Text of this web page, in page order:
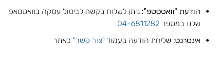
הודעת "וואטסטפ": ניתן לשלוח בקשה לביטול עסקה בוואטסאפ
שלנו במספר 04-6811282
אינטרנט: שליחת הודעה בעמוד "צור קשר" באתר